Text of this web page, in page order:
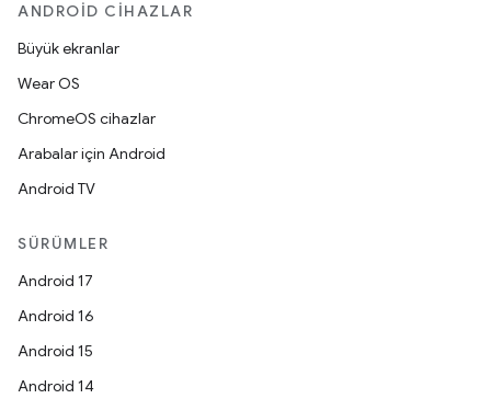
ANDROID CIHAZLAR
Büyük ekranlar
Wear OS
ChromeOS cihazlar
Arabalar için Android
Android TV
SÜRÜMLER
Android 17
Android 16
Android 15
Android 14